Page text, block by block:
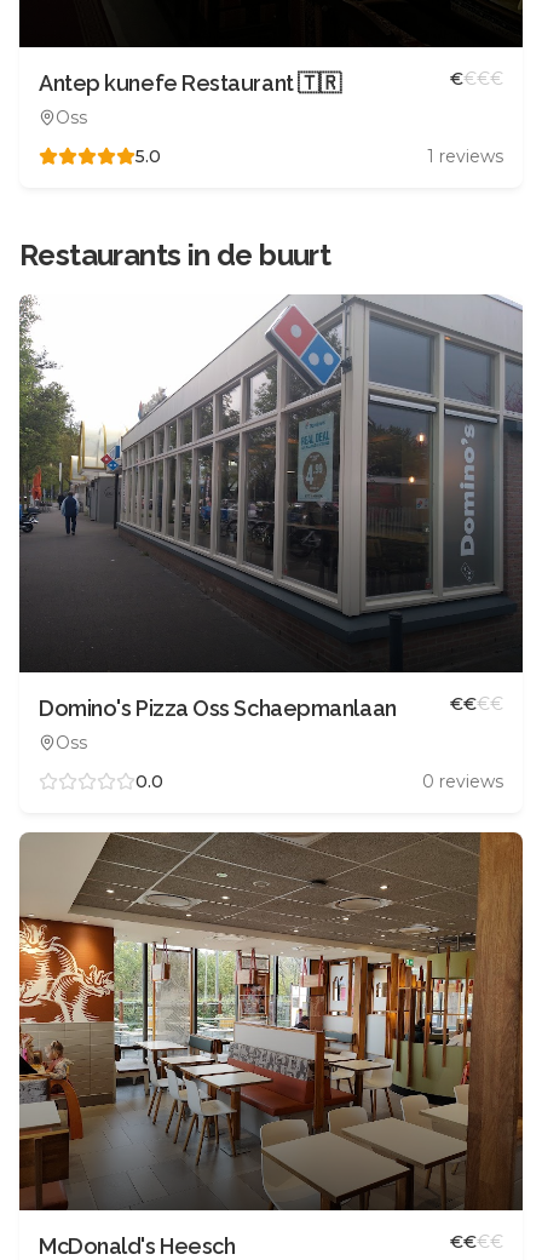
Antep kunefe Restaurant 🇹🇷
Oss
€€€€
5.0 1 reviews
Restaurants in de buurt
Domino's Pizza Oss Schaepmanlaan
Oss
€€€€
0.0 0 reviews
McDonald's Heesch €€€€